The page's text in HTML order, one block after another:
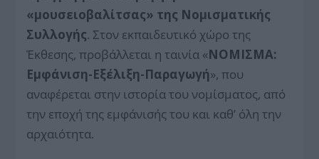
«μουσειοβαλίτσας» της Νομισματικής
Συλλογής. Στον εκπαιδευτικό χώρο της
Έκθεσης, προβάλλεται η ταινία «ΝΟΜΙΣΜΑ:
Εμφάνιση-Εξέλιξη-Παραγωγή», που
αναφέρεται στην ιστορία του νομίσματος, από
την εποχή της εμφάνισής του και καθ’ όλη την
αρχαιότητα.